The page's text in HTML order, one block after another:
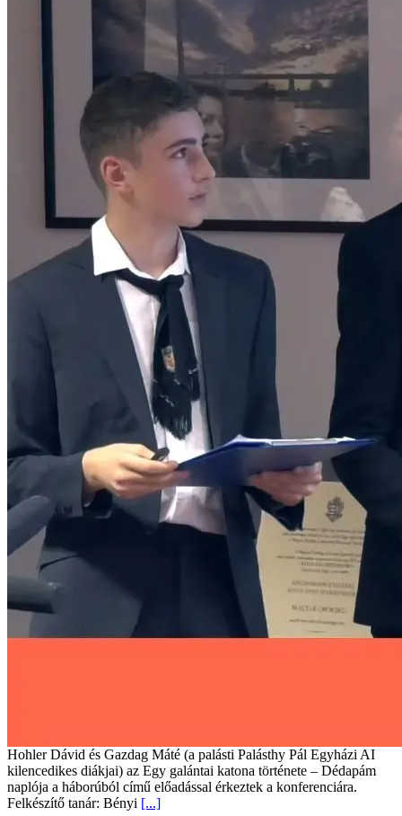
Hohler Dávid és Gazdag Máté (a palásti Palásthy Pál Egyházi AI
kilencedikes diákjai) az Egy galántai katona története – Dédapám
naplója a háborúból című előadással érkeztek a konferenciára.
Felkészítő tanár: Bényi [...]